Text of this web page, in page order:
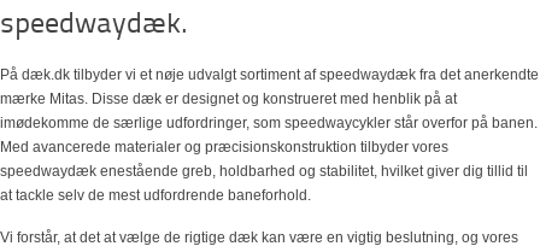
speedwaydæk.
På dæk.dk tilbyder vi et nøje udvalgt sortiment af speedwaydæk fra det anerkendte
mærke Mitas. Disse dæk er designet og konstrueret med henblik på at
imødekomme de særlige udfordringer, som speedwaycykler står overfor på banen.
Med avancerede materialer og præcisionskonstruktion tilbyder vores
speedwaydæk enestående greb, holdbarhed og stabilitet, hvilket giver dig tillid til
at tackle selv de mest udfordrende baneforhold.
Vi forstår, at det at vælge de rigtige dæk kan være en vigtig beslutning, og vores